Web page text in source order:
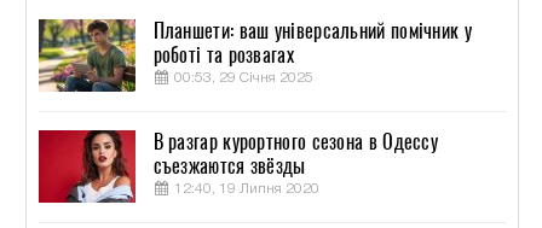
Планшети: ваш універсальний помічник у
роботі та розвагах
00:53, 29 Січня 2025
В разгар курортного сезона в Одессу
съезжаются звёзды
12:40, 19 Липня 2020